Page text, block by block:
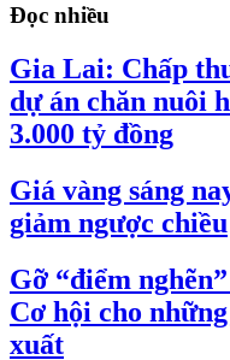
Đọc nhiều
Gia Lai: Chấp
dự án chăn nuôi
3.000 tỷ đồng
Giá vàng sáng
giảm ngược chiều
Gỡ “điểm
Cơ hội cho
xuất